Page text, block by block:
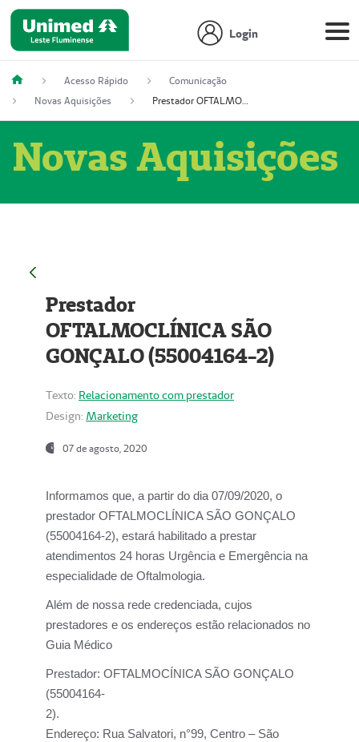
Login
Acesso Rápido
Comunicação
Novas Aquisições
Prestador OFTALMOCLÍNICA SÃO GONÇALO (55004164-2)
Novas Aquisições
Prestador
OFTALMOCLÍNICA SÃO
GONÇALO (55004164-2)
Texto: Relacionamento com prestador
Design: Marketing
07 de agosto, 2020
Informamos que, a partir do dia07/09/2020, o
prestador OFTALMOCLÍNICA SÃO GONÇALO
(55004164-2), estará habilitado a prestar
atendimentos 24 horas Urgência e Emergência na
especialidade de Oftalmologia.
Além de nossa rede credenciada, cujos
prestadores e os endereços estão relacionados no
Guia Médico
Prestador: OFTALMOCÍNICA SÃO GONÇALO
(55004164-
2).
Endereço: Rua Salvatori, n°99, Centro – São